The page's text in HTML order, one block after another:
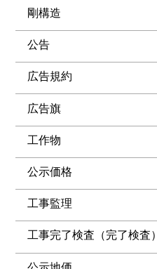
剛構造
公告
広告規約
広告旗
工作物
公示価格
工事監理
工事完了検査（完了検査）